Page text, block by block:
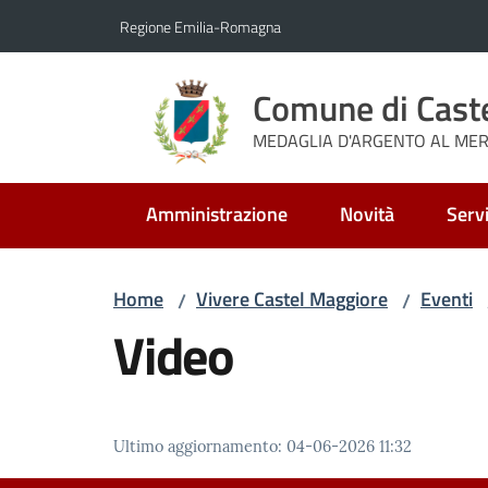
Regione Emilia-Romagna
Comune di
MEDAGLIA D'ARGENTO AL
Amministrazione Novità
Home / Vivere Castel Maggiore / Eventi
Video
Ultimo aggiornamento: 04-06-2026 11:32